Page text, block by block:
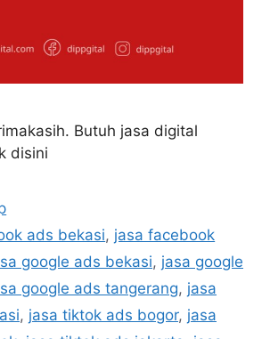
Butuh jasa digital
disini
ads bekasi, jasa facebook
google ads bekasi, jasa google
google ads tangerang, jasa
, jasa tiktok ads bogor, jasa